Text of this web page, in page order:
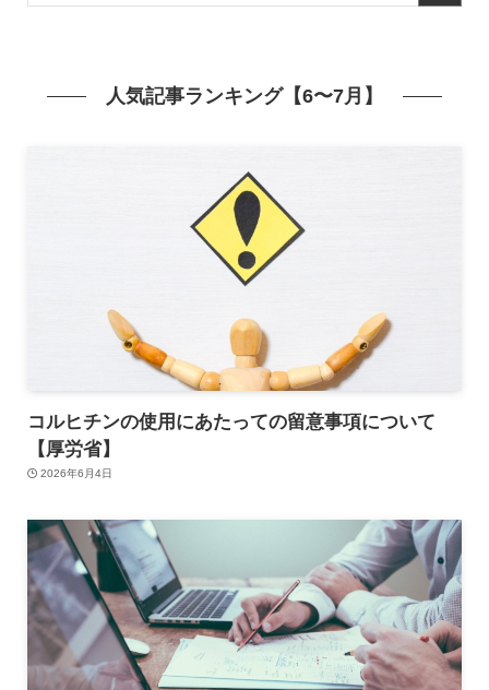
人気記事ランキング【6〜7月】
コルヒチンの使用にあたっての留意事項について
【厚労省】
2026年6月4日